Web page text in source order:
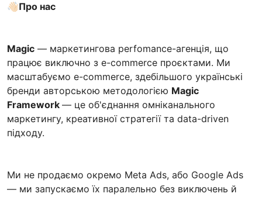
👋🏻Про нас
Magic — маркетингова perfomance-агенція, що
працює виключно з e-commerce проєктами. Ми
масштабуємо e-commerce, здебільшого українські
бренди авторською методологією Magic
Framework — це об'єднання омніканального
маркетингу, креативної стратегії та data-driven
підходу.
Ми не продаємо окремо Meta Ads, або Google Ads
— ми запускаємо їх паралельно без виключень й